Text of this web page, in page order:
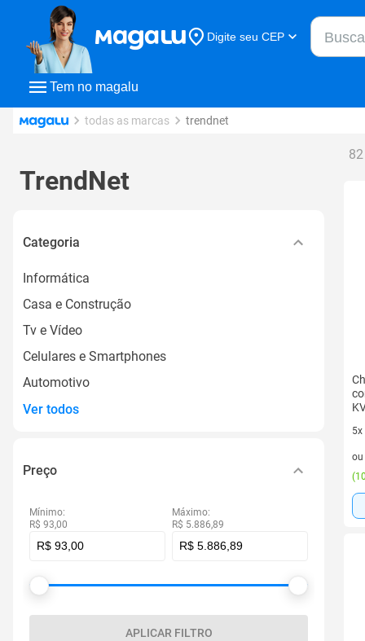
Tem no magalu
Digite seu CEP
Buscar
todas as marcas trendnet
TrendNet
Categoria
Informática
Casa e Construção
Tv e Vídeo
Celulares e Smartphones
Automotivo
Ver todos
Preço
Mínimo:
R$ 93,00
Máximo:
R$ 5.886,89
APLICAR FILTRO
5x
5
ou
(